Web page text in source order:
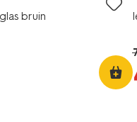
bruin
7